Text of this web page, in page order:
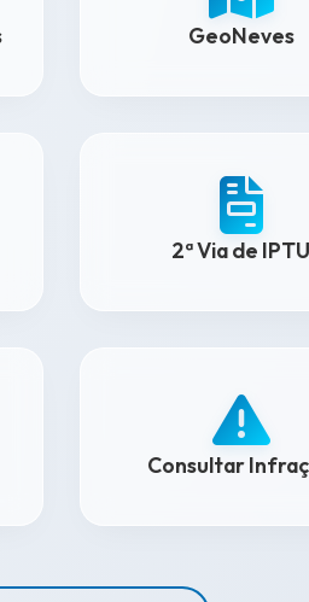
GeoNeves
2ª Via de IPTU
Consultar